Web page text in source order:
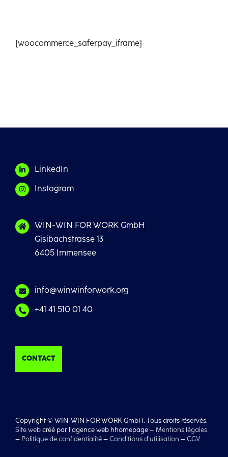
[woocommerce_saferpay_iframe]
LinkedIn
Instagram
WIN-WIN FOR WORK GmbH
Gisibachstrasse 13
6405 Immensee
info@winwinforwork.org
+41 41 510 01 40
CONTACT
Copyright © WIN-WIN FOR WORK GmbH. Tous droits réservés.
Site webcréé par l’agence web hhomepage –Mentions légales
–Politique de confidentialité–Conditions d’utilisation–CGV